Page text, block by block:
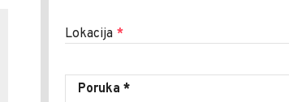
Lokacija *